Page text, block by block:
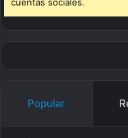
Popular